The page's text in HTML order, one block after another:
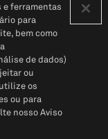
(em inglês)
S&P Global
e ferramentas
para
bem como
de dados)
ou
os
ou para
nosso Aviso